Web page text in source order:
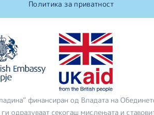
Политика за приватност
финансиран од Владата на
одразуваат секогаш мислењата и